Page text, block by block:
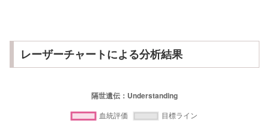
レーザーチャートによる分析結果